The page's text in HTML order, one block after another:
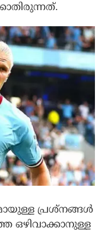
പ്രശ്‌നങ്ങള്‍
ഒഴിവാക്കാനുള്ള